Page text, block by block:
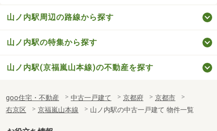
山ノ内駅周辺の路線から探す
山ノ内駅の特集から探す
山ノ内駅(京福嵐山本線)の不動産を探す
goo住宅・不動産 中古一戸建て 京都府
京都市
右京区
京福嵐山本線 山ノ内駅の中古一戸建て 物件一覧